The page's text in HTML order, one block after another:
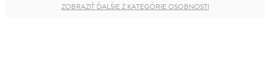
ZOBRAZIŤ ĎALŠIE Z KATEGÓRIE OSOBNOSTI